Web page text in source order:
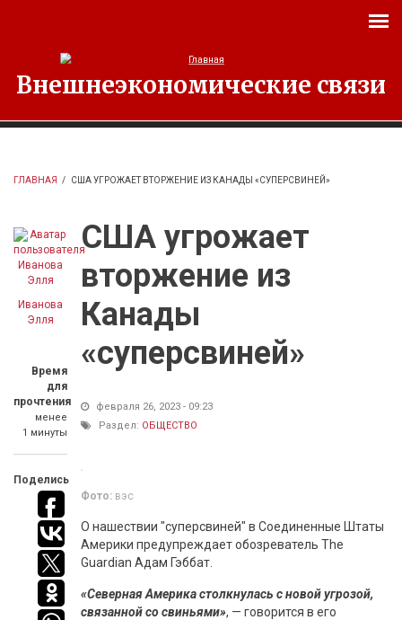
Внешнеэкономические связи
ГЛАВНАЯ / США УГРОЖАЕТ ВТОРЖЕНИЕ ИЗ КАНАДЫ «СУПЕРСВИНЕЙ»
Иванова
Элля
Время
для
прочтения
менее
1 минуты
Поделись
США угрожает
вторжение из
Канады
«суперсвиней»
февраля 26, 2023 - 09:23
Раздел: ОБЩЕСТВО
Фото: вэс
О нашествии "суперсвиней" в Соединенные Штаты
Америки предупреждает обозреватель The
Guardian Адам Гэббат.
«Северная Америка столкнулась с новой угрозой,
связанной со свиньями», — говорится в его